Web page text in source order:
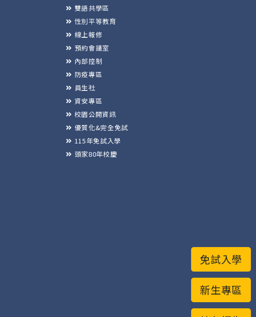
新生專區
免試入學
雙語共學區
性別平等教育
線上報修
預約會議室
內部控制
防疫專區
員生社
資安專區
校園公開資訊
優質化&完全免試
115年免試入學
頭家80年校慶